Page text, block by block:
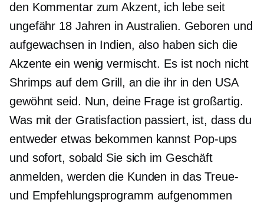
den Kommentar zum Akzent, ich lebe seit
ungefähr 18 Jahren in Australien. Geboren und
aufgewachsen in Indien, also haben sich die
Akzente ein wenig vermischt. Es ist noch nicht
Shrimps auf dem Grill, an die ihr in den USA
gewöhnt seid. Nun, deine Frage ist großartig.
Was mit der Gratisfaction passiert, ist, dass du
entweder etwas bekommen kannst Pop-ups
und sofort, sobald Sie sich im Geschäft
anmelden, werden die Kunden in das Treue-
und Empfehlungsprogramm aufgenommen